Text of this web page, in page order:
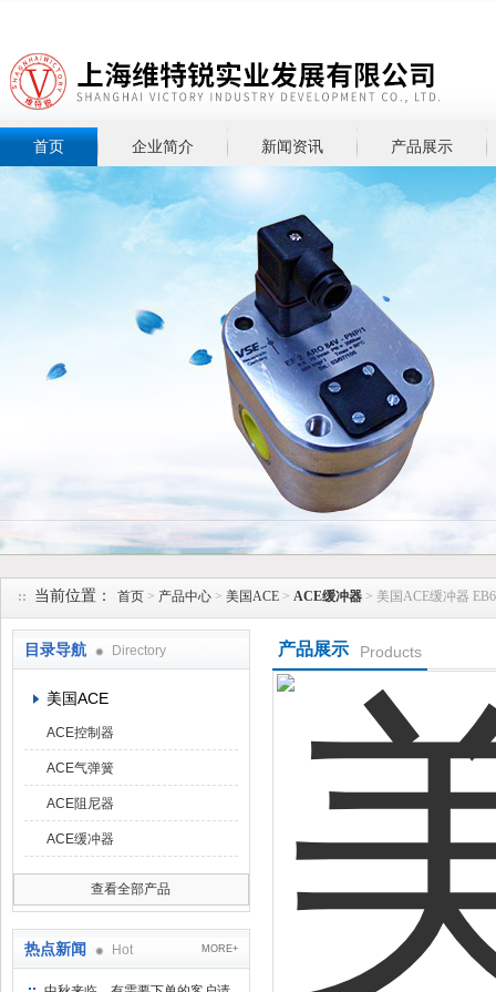
上海维特锐实业发展有限公司
首页 企业简介 新闻资讯 产品展示
当前位置： 首页 > 产品中心 > 美国ACE > ACE缓冲器 > 美国ACE缓冲器
目录导航 Directory
美国ACE
ACE控制器
ACE气弹簧
ACE阻尼器
ACE缓冲器
查看全部产品
热点新闻 Hot MORE+
产品展示 Products